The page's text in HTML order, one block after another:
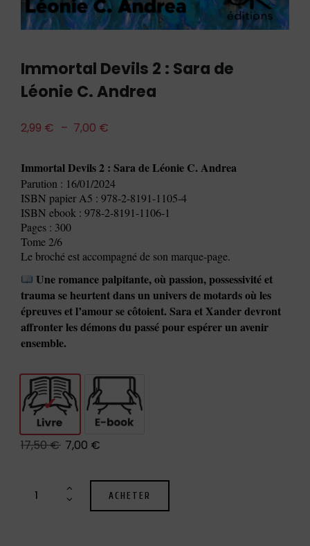
Immortal Devils 2 : Sara de
Léonie C. Andrea
2,99 € – 7,00 €
Immortal Devils 2 : Sara de Léonie C. Andrea
Parution : 16/01/2024
ISBN papier A5 : 978-2-8191-1105-4
ISBN ebook : 978-2-8191-1106-1
Pages : 300
Tome 2/6
Le broché est accompagné de son marque-page.
Une romance palpitante, où passion, possessivité et
trauma se heurtent dans un univers de motards où les
épreuves et l’amour se côtoient. Sara et Xander devront
affronter les démons du passé pour espérer un avenir
ensemble.
Livre E-book
17,50€ 7,00 €
ACHETER